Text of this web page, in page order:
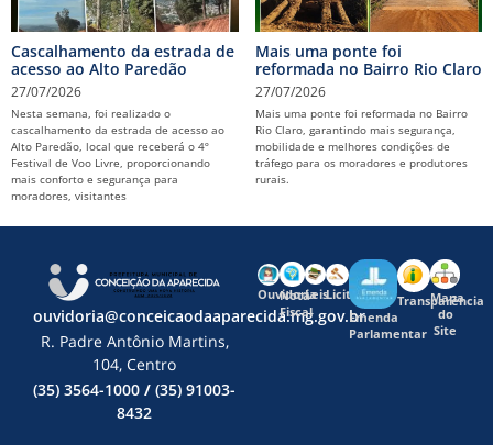
Cascalhamento da estrada de
acesso ao Alto Paredão
27/07/2026
Nesta semana, foi realizado o
cascalhamento da estrada de acesso ao
Alto Paredão, local que receberá o 4º
Festival de Voo Livre, proporcionando
mais conforto e segurança para
moradores, visitantes
Mais uma ponte foi
reformada no Bairro Rio Claro
27/07/2026
Mais uma ponte foi reformada no Bairro
Rio Claro, garantindo mais segurança,
mobilidade e melhores condições de
tráfego para os moradores e produtores
rurais.
ouvidoria@conceicaodaaparecida.mg.gov.br
R. Padre Antônio Martins,
104, Centro
(35) 3564-1000 / (35) 91003-
8432
Ouvidoria
Nota
Fiscal
LeisLicitações
Emenda
Parlamentar
Transparência
Mapa
do
Site